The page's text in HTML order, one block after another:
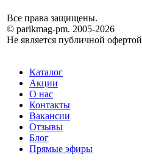
Все права защищены.
© parikmag-pm. 2005-2026
Не является публичной офертой
Каталог
Акции
О нас
Контакты
Вакансии
Отзывы
Блог
Прямые эфиры